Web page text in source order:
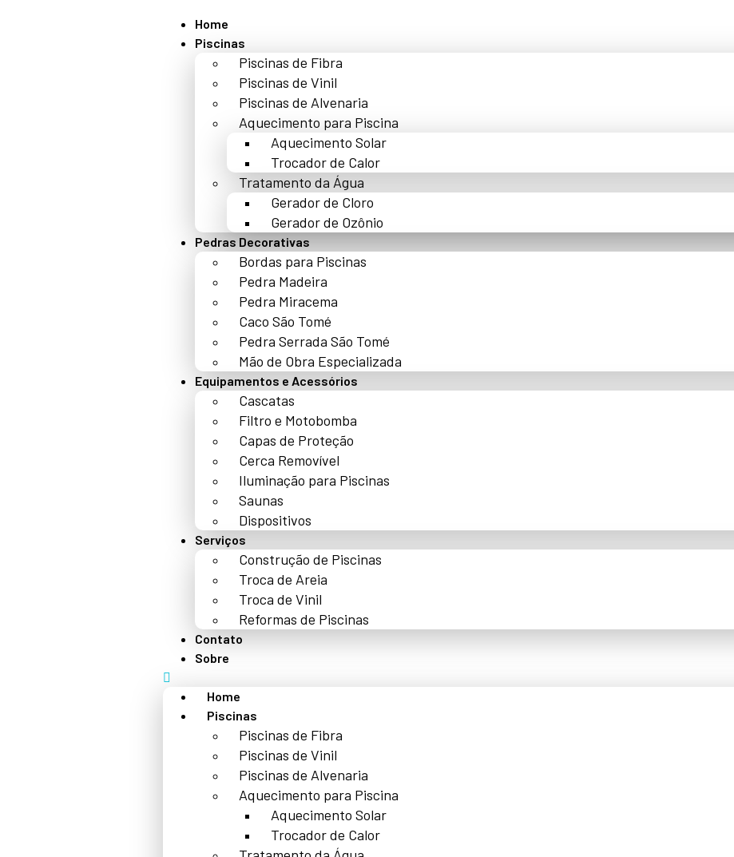
Home
Piscinas
Piscinas de Fibra
Piscinas de Vinil
Piscinas de Alvenaria
Aquecimento para Piscina
Aquecimento Solar
Trocador de Calor
Tratamento da Água
Gerador de Cloro
Gerador de Ozônio
Pedras Decorativas
Bordas para Piscinas
Pedra Madeira
Pedra Miracema
Caco São Tomé
Pedra Serrada São Tomé
Mão de Obra Especializada
Equipamentos e Acessórios
Cascatas
Filtro e Motobomba
Capas de Proteção
Cerca Removível
Iluminação para Piscinas
Saunas
Dispositivos
Serviços
Construção de Piscinas
Troca de Areia
Troca de Vinil
Reformas de Piscinas
Contato
Sobre
Home
Piscinas
Piscinas de Fibra
Piscinas de Vinil
Piscinas de Alvenaria
Aquecimento para Piscina
Aquecimento Solar
Trocador de Calor